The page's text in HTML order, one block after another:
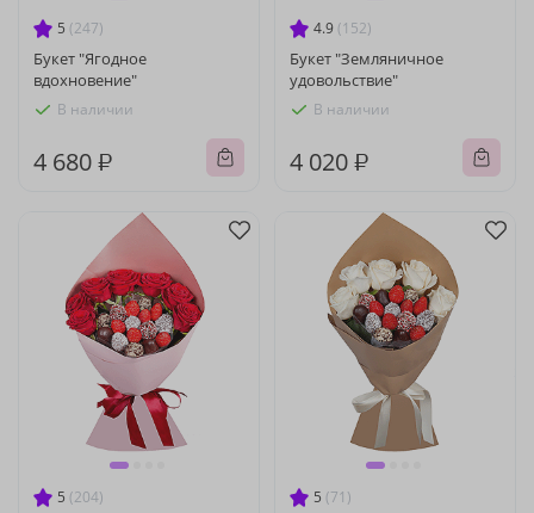
5 (247)
Букет "Ягодное
вдохновение"
В наличии
4 680 ₽
4.9 (152)
Букет "Земляничное
удовольствие"
В наличии
4 020 ₽
5 (204) 5 (71)